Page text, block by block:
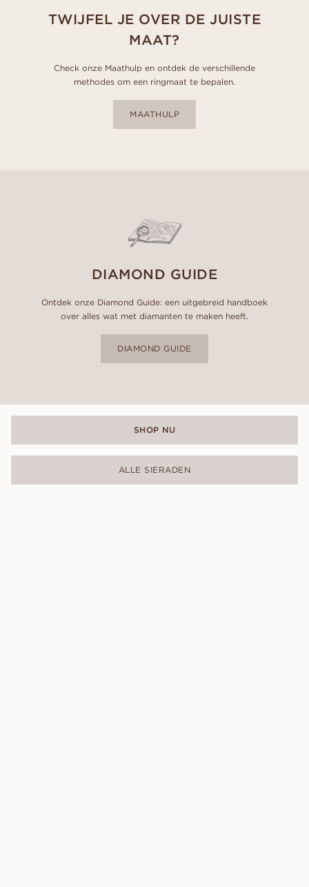
TWIJFEL JE OVER DE JUISTE
MAAT?
Check onze Maathulp en ontdek de verschillende
methodes om een ringmaat te bepalen.
MAATHULP
DIAMOND GUIDE
Ontdek onze Diamond Guide: een uitgebreid handboek
over alles wat met diamanten te maken heeft.
DIAMOND GUIDE
SHOP NU
ALLE SIERADEN